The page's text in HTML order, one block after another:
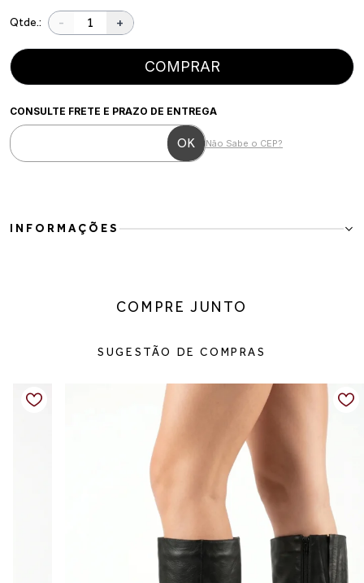
Qtde.: - +
COMPRAR
CONSULTE FRETE E PRAZO DE ENTREGA
Não Sabe o CEP?
INFORMAÇÕES
acabamento trabalhado no cano, ideal para composições que
alto alonga a silhueta e transforma qualquer look com um toque
Material: couro
Cor: preto
Altura do cano: aproximadamente 39 cm (cano médio/alto)
Panturrilha: aproximadamente 15 cm de comprimento por 10 cm de
Diferenciais: couro com acabamento estruturado, cano com
desenho em relevo que valoriza o visual, salto que alonga a
silhueta, design elegante e versátil, ideal para looks do dia a dia ao
COMPRE JUNTO
SUGESTÃO DE COMPRAS